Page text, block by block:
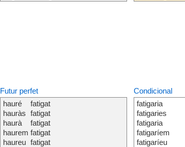
Futur perfet
hauré
hauràs
haurà
haurem
haureu
fatigat
fatigat
fatigat
fatigat
fatigat
Condicional
fatigaria
fatigaries
fatigaria
fatigaríem
fatigaríeu